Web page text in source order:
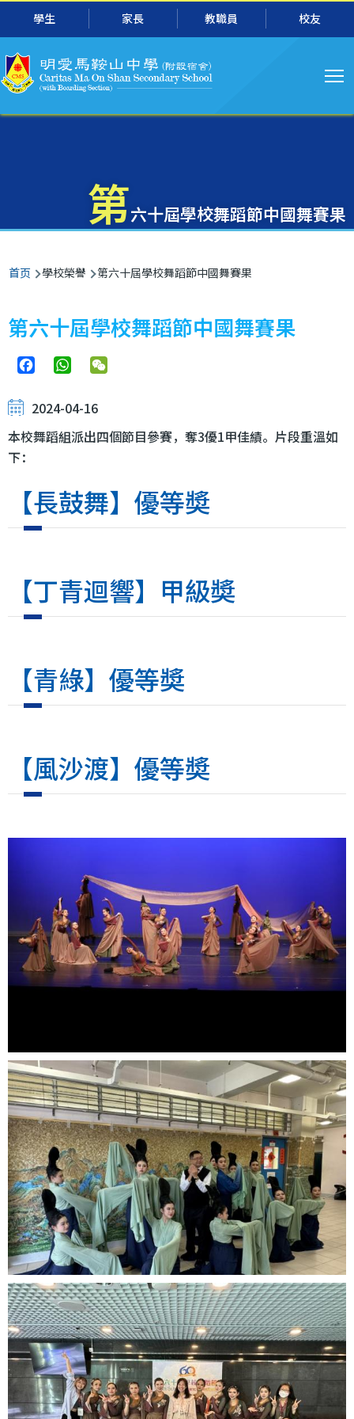
跳转到主要内容
學生 家長 教職員 校友
导
航
第六十屆學校舞蹈節中國舞賽果
面
包
屑
首页 學校榮譽 第六十屆學校舞蹈節中國舞賽果
第六十屆學校舞蹈節中國舞賽果
FacebookWhatsApp
2024-04-16
本校舞蹈組派出四個節目參賽，奪3優1甲佳績。片段重溫如
下：
【長鼓舞】優等奬
【丁青迴響】甲級奬
【青綠】優等奬
【風沙渡】優等奬